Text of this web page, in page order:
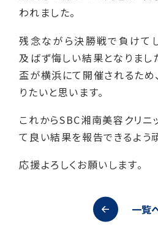
われました。
残念ながら決勝戦で負けて
及ばず悔しい結果となりまし
盃が横浜にて開催されるため
りたいと思います。
これからSBC湘南美容クリニ
て良い結果を報告できるよう
応援よろしくお願いします。
一覧